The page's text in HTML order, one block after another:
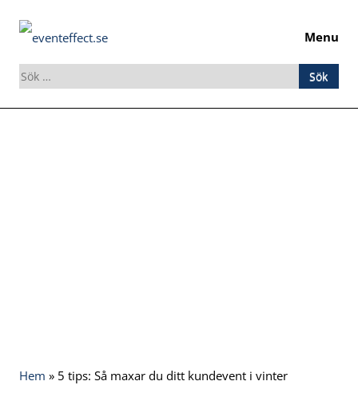
Menu
Sök
efter:
Hem » 5 tips: Så maxar du ditt kundevent i vinter